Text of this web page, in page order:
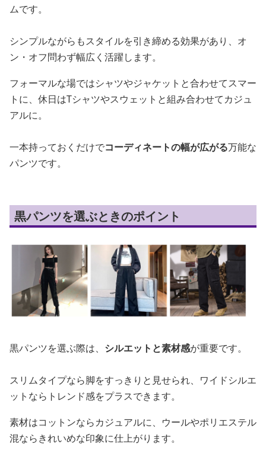
ムです。
シンプルながらもスタイルを引き締める効果があり、オ
ン・オフ問わず幅広く活躍します。
フォーマルな場ではシャツやジャケットと合わせてスマー
トに、休日はTシャツやスウェットと組み合わせてカジュ
アルに。
一本持っておくだけでコーディネートの幅が広がる万能な
パンツです。
黒パンツを選ぶときのポイント
黒パンツを選ぶ際は、 シルエットと素材感が重要です。
スリムタイプなら脚をすっきりと見せられ、ワイドシルエ
ットならトレンド感をプラスできます。
素材はコットンならカジュアルに、ウールやポリエステル
混ならきれいめな印象に仕上がります。